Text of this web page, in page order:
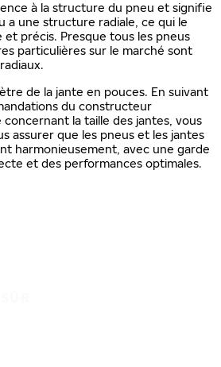
à la structure du pneu et signifie
a une structure radiale, ce qui le
et précis. Presque tous les pneus
particulières sur le marché sont
de la jante en pouces. En suivant
du constructeur
concernant la taille des jantes, vous
assurer que les pneus et les jantes
harmonieusement, avec une garde
et des performances optimales.